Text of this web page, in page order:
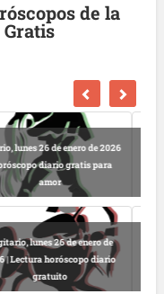
de la
lunes 26 de enero de 2026 |
completo y gratuito
lunes 26 de enero de 2026 |
completo online sin
registro